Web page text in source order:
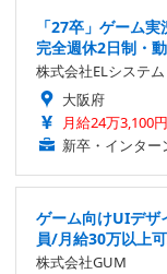
「27卒」ゲーム
完全週休2日制・
株式会社ELシステム
大阪府
月給24万3,100
新卒・インター
ゲーム向けUIデザ
員/月給30万以上
株式会社GUM